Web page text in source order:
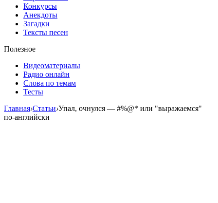
Конкурсы
Анекдоты
Загадки
Тексты песен
Полезное
Видеоматериалы
Радио онлайн
Слова по темам
Тесты
Главная›Статьи›Упал, очнулся — #%@* или "выражаемся"
по-английски